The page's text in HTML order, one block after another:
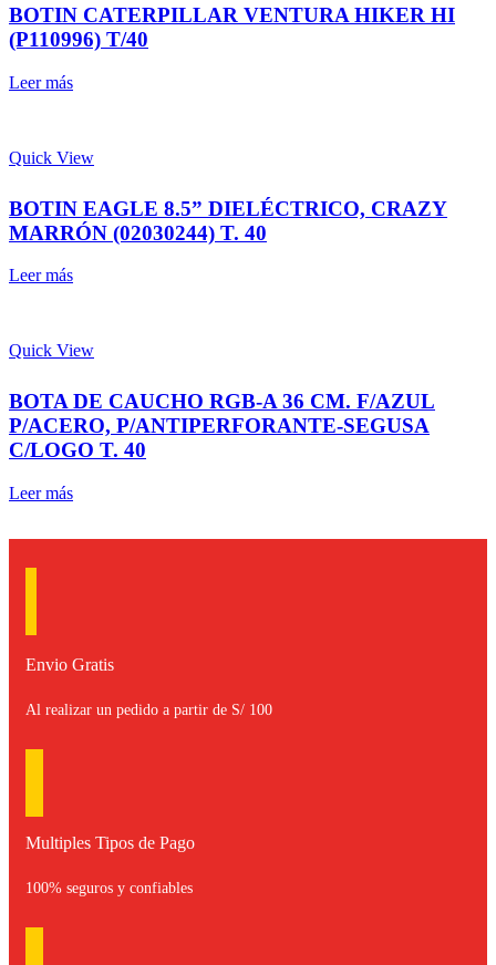
BOTIN CATERPILLAR VENTURA HIKER HI
(P110996) T/40
Leer más
Quick View
BOTIN EAGLE 8.5” DIELÉCTRICO, CRAZY
MARRÓN (02030244) T. 40
Leer más
Quick View
BOTA DE CAUCHO RGB-A 36 CM. F/AZUL
P/ACERO, P/ANTIPERFORANTE-SEGUSA
C/LOGO T. 40
Leer más
Envio Gratis
Al realizar un pedido a partir de S/ 100
Multiples Tipos de Pago
100% seguros y confiables